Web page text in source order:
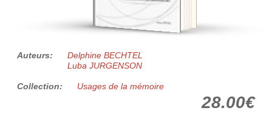
Auteurs:
Delphine BECHTEL
Luba JURGENSON
Collection: Usages de la mémoire
28.00€